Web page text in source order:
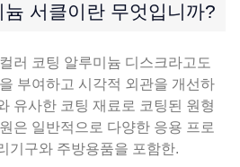
서클이란 무엇입니까?
러 코팅 알루미늄 디스크라고도
부여하고 시각적 외관을 개선하
유사한 코팅 재료로 코팅된 원형
은 일반적으로 다양한 응용 프로
기구와 주방용품을 포함한.